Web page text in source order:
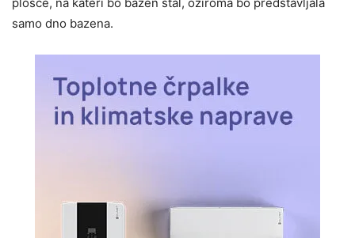
samo dno bazena.